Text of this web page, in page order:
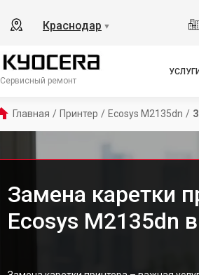
Краснодар ▼
Сервисный ремонт
Главная / Принтер / Ecosys M2135dn /
Замена каретки
Ecosys M2135dn